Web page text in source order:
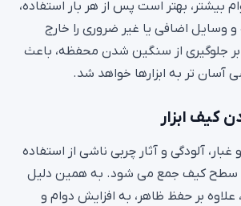
بیشتر، بهتر است پس از هر بار استفاده،
و وسایل اضافی یا غیر ضروری را خارج
بر جلوگیری از سنگین شدن محفظه، باعث
آسان‌ تر به ابزارها خواهد شد.
کیف ابزار
آلودگی و آثار چربی ناشی از استفاده
سطح کیف جمع می‌ شود. به همین دلیل
بر حفظ ظاهر، به افزایش دوام و